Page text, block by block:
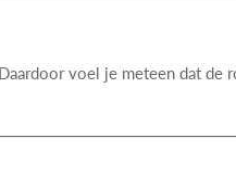
voel je meteen dat de